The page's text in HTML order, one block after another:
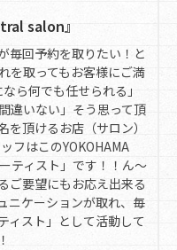
salon』
毎回予約を取りたい！と
を取ってもお客様にご満
ら何でも任せられる」
違いない」そう思って頂
頂けるお店（サロン）
フはこのYOKOHAMA
ティスト」です！！ん～
ご要望にもお応え出来る
ニケーションが取れ、毎
ィスト」として活動して